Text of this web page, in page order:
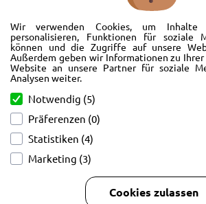
Wir verwenden Cookies, um
personalisieren, Funktionen für soziale
können und die Zugriffe auf unsere
Außerdem geben wir Informationen zu
Website an unsere Partner für soziale
Analysen weiter.
Notwendig (5)
Präferenzen (0)
Statistiken (4)
Marketing (3)
Cookies zulassen
Wir freuen uns, Sie im AutoShop Wimmer in
bieten Ihnen Kompletträder und Reifen für die
Rover, Range Rover, Volvo, Peugeot, Jaguar
schlägt unser Herz rund um’s Auto. Wir
Werkstatt, Service und natürlich Verkauf.
von der Couch aus unsere Räder und
und Ihre neuen Räder betrachten? Oder doch
kaufen? Von Ford bis Volvo, wir bieten Ihnen
und schnellen Kontakt zum AutoShop Wimmer.